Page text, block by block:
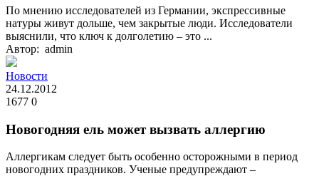
По мнению исследователей из Германии, экспрессивные
натуры живут дольше, чем закрытые люди. Исследователи
выяснили, что ключ к долголетию – это ...
Автор: admin
Новости
24.12.2012
1677 0
Новогодняя ель может вызвать аллергию
Аллергикам следует быть особенно осторожными в период
новогодних праздников. Ученые предупреждают –